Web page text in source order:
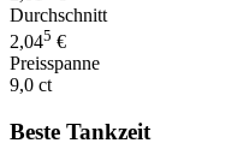
Durchschnitt
2,045 €
Preisspanne
9,0 ct
Beste Tankzeit